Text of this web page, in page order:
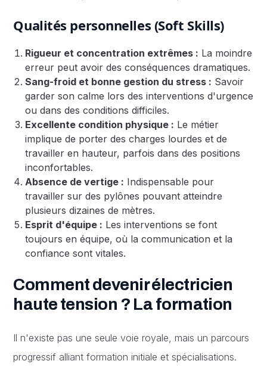
Qualités personnelles (Soft Skills)
Rigueur et concentration extrêmes : La moindre
erreur peut avoir des conséquences dramatiques.
Sang-froid et bonne gestion du stress : Savoir
garder son calme lors des interventions d'urgence
ou dans des conditions difficiles.
Excellente condition physique : Le métier
implique de porter des charges lourdes et de
travailler en hauteur, parfois dans des positions
inconfortables.
Absence de vertige : Indispensable pour
travailler sur des pylônes pouvant atteindre
plusieurs dizaines de mètres.
Esprit d'équipe : Les interventions se font
toujours en équipe, où la communication et la
confiance sont vitales.
Comment devenir électricien
haute tension ? La formation
Il n'existe pas une seule voie royale, mais un parcours
progressif alliant formation initiale et spécialisations.